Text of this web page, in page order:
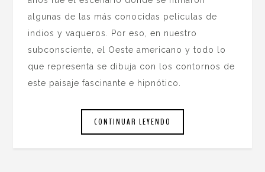
algunas de las más conocidas películas de
indios y vaqueros. Por eso, en nuestro
subconsciente, el Oeste americano y todo lo
que representa se dibuja con los contornos de
este paisaje fascinante e hipnótico.
CONTINUAR LEYENDO